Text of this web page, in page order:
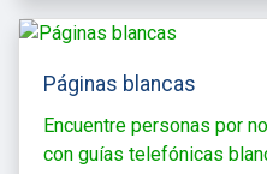
Páginas blancas
Encuentre personas por
con guías telefónicas